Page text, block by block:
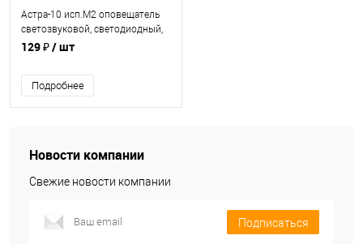
Астра-10 исп.М2 оповещатель
светозвуковой, светодиодный,
10-15В пост., ток потр. 40м/А,
129 ₽/ шт
Подробнее
Новости компании
Свежие новости компании
Подписаться